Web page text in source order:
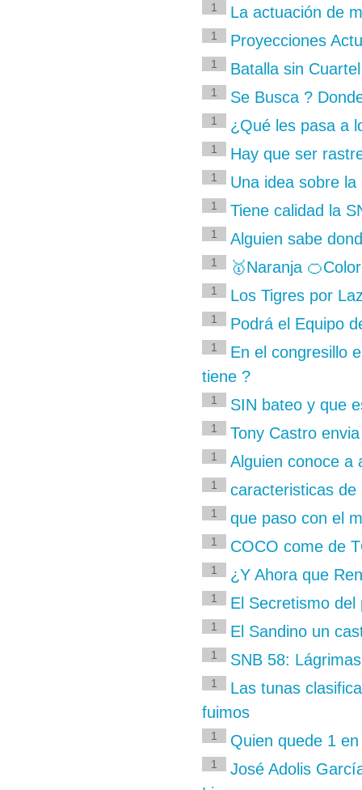
1 La actuación de
1 Proyecciones
1 Batalla sin
1 Se Busca ?
1 ¿Qué les pasa a
1 Hay que ser
1 Una idea sobre
1 Tiene calidad la
1 Alguien sabe
1 🥇Naranja
1 Los Tigres por
1 Podrá el Equipo
1
En el congresillo
tiene ?
1 SIN bateo y que
1 Tony Castro
1 Alguien conoce a
1 caracteristicas de
1 que paso con el
1 COCO come de
1 ¿Y Ahora que
1 El Secretismo
1 El Sandino un
1 SNB 58:
1
Las tunas
fuimos
1 Quien quede 1
1
José Adolis